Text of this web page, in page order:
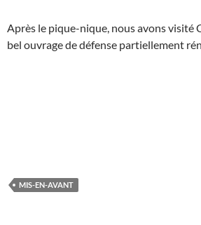
Après le pique-nique, nous avons visité
bel ouvrage de défense partiellement
MIS-EN-AVANT